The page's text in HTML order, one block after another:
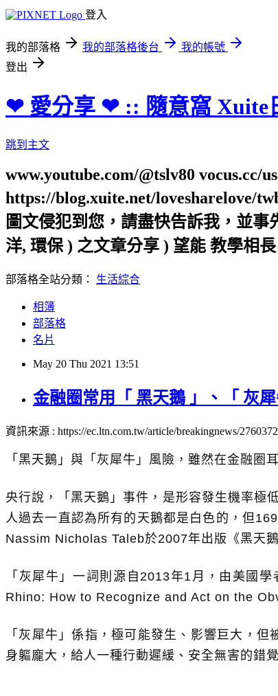
登入
我的部落格 我的部落格後台
我的帳號
登出
❤ 愛分享 ❤ :: 隨意窩 Xuite
跳到主文
www.youtube.com/@tslv80 vocus.cc/
https://blog.xuite.net/lovesharelove/
圖文侵犯到您，請盡快告訴我，並
洋, 環保 ) 之文章分享 ) 望能 教學相
部落格全站分類： 生活綜合
相簿
部落格
名片
May 20 Thu 2021 13:51
金融圈常用「 黑天鵝 」、「 灰
資訊來源 : https://ec.ltn.com.tw/article/breakingnews/2760372
「黑天鵝」與「灰犀牛」風險，雖然在金融
央行說，「黑天鵝」事件，是形容發生機率極
人過去一直認為所有的天鵝都是白色的，但
Nassim Nicholas Taleb於2007年出版《黑天
「灰犀牛」一詞則源自2013年1月，由美國
Rhino: How to Recognize and Act on the
「灰犀牛」係指，極可能發生、影響巨大，
身軀龐大，給人一種行動遲緩、安全無害的錯